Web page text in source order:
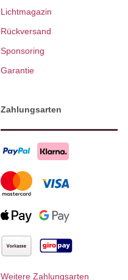
Lichtmagazin
Rückversand
Sponsoring
Garantie
Zahlungsarten
Weitere Zahlungsarten